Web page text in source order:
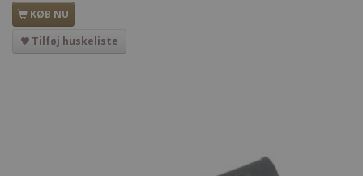
KØB NU
Tilføj huskeliste